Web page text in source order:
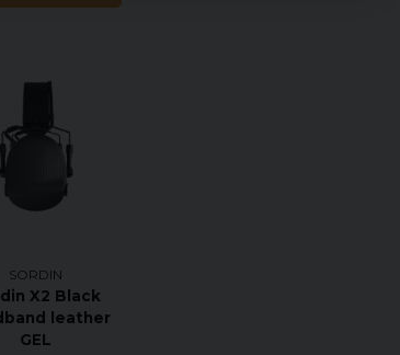
SORDIN
X2 Black
leather
GEL